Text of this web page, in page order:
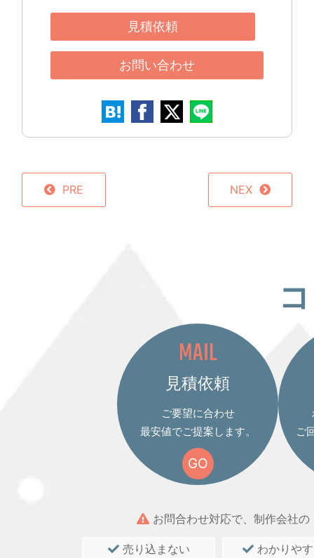
見積依頼
お問い合わせ
PRE NEX
MAIL
見積依頼
ご要望に合わせ
最安値でご提案します。
GO
ご
お問合わせ対応で、制作会社の
売り込まない わかりや